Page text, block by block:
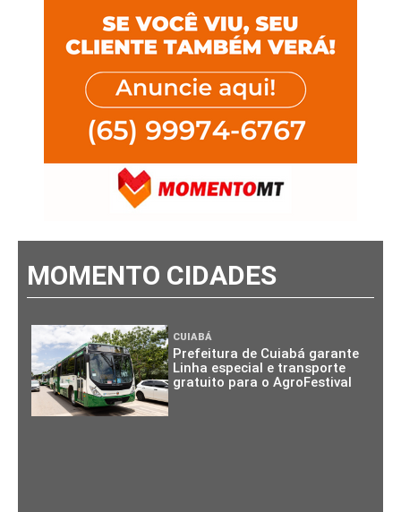
MOMENTO CIDADES
CUIABÁ
Prefeitura de Cuiabá garante
Linha especial e transporte
gratuito para o AgroFestival